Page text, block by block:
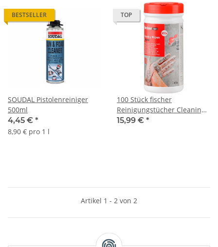
BESTSELLER
SOUDAL Pistolenreiniger
500ml
4,45 € *
8,90 € pro 1 l
TOP
100 Stück fischer
Reinigungstücher Cleaning
Wipes Xtreme
15,99 € *
Artikel 1 - 2 von 2